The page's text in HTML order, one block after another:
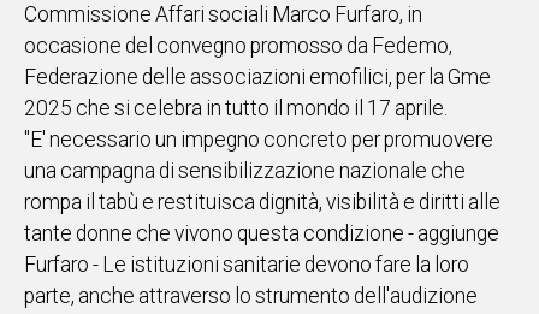
SPORT
EVENTI
STORIE
VIDEO
UNISCITI
Commissione Affari sociali Marco Furfaro, in
occasione del convegno promosso da Fedemo,
Federazione delle associazioni emofilici, per la Gme
2025 che si celebra in tutto il mondo il 17 aprile.
"E' necessario un impegno concreto per promuovere
una campagna di sensibilizzazione nazionale che
rompa il tabù e restituisca dignità, visibilità e diritti alle
tante donne che vivono questa condizione - aggiunge
Furfaro - Le istituzioni sanitarie devono fare la loro
parte, anche attraverso lo strumento dell'audizione